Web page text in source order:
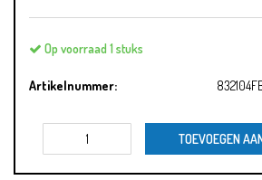
Op voorraad 1 stuks
Artikelnummer:
TOEVOEGEN